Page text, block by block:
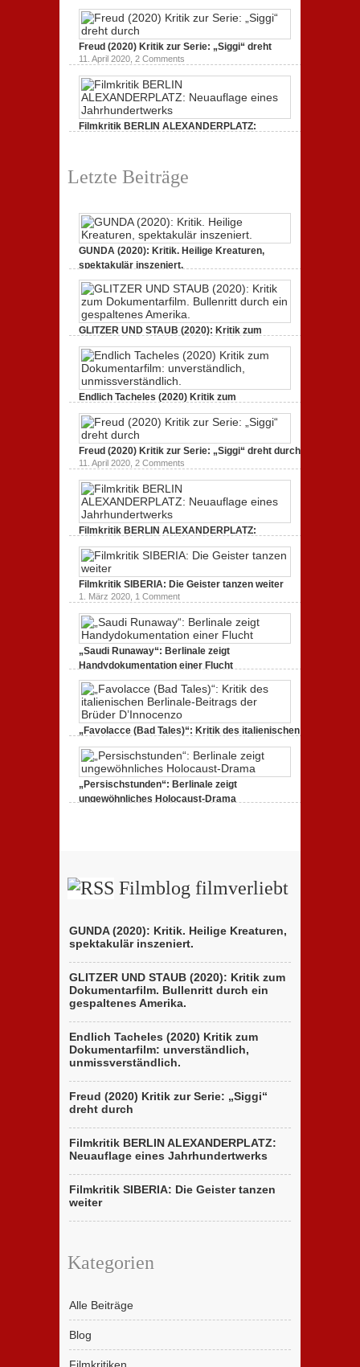
Dokumentarfilm: unverständlich,
19. Mai 2020,0 Comments
Freud (2020) Kritik zur Serie: „Siggi“ dreht
11. April 2020, 2 Comments
Filmkritik BERLIN ALEXANDERPLATZ:
Letzte Beiträge
GUNDA (2020): Kritik. Heilige Kreaturen,
spektakulär inszeniert.
GLITZER UND STAUB (2020): Kritik zum
Dokumentarfilm. Bullenritt durch ein
gespaltenes Amerika.
3. Oktober 2020,2 Comments
Endlich Tacheles (2020) Kritik zum
Dokumentarfilm: unverständlich,
unmissverständlich.
19. Mai 2020,0 Comments
Freud (2020) Kritik zur Serie: „Siggi“ dreht durch
11. April 2020, 2 Comments
Filmkritik BERLIN ALEXANDERPLATZ:
Neuauflage eines Jahrhundertwerks
1. März 2020,2 Comments
Filmkritik SIBERIA: Die Geister tanzen weiter
1. März 2020, 1 Comment
„Saudi Runaway“: Berlinale zeigt
Handydokumentation einer Flucht
„Favolacce (Bad Tales)“: Kritik des italienischen
Berlinale-Beitrags der Brüder D’Innocenzo
25. Februar 2020,2 Comments
„Persischstunden“: Berlinale zeigt
ungewöhnliches Holocaust-Drama
Filmblog filmverliebt
GUNDA (2020): Kritik. Heilige Kreaturen,
spektakulär inszeniert.
GLITZER UND STAUB (2020): Kritik zum
Dokumentarfilm. Bullenritt durch ein
gespaltenes Amerika.
Endlich Tacheles (2020) Kritik zum
Dokumentarfilm: unverständlich,
unmissverständlich.
Freud (2020) Kritik zur Serie: „Siggi“
dreht durch
Filmkritik BERLIN ALEXANDERPLATZ:
Neuauflage eines Jahrhundertwerks
Filmkritik SIBERIA: Die Geister tanzen
weiter
Kategorien
Alle Beiträge
Blog
Filmkritiken